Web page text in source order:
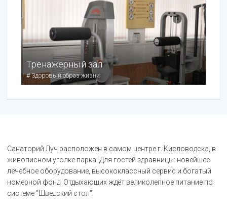
Тренажерный зал
#Здоровый образ жизни
Санаторий Луч расположен в самом центре г. Кисловодска, в
живописном уголке парка. Для гостей здравницы: новейшее
лечебное оборудование, высококлассный сервис и богатый
номерной фонд. Отдыхающих ждёт великолепное питание по
системе "Шведский стол".